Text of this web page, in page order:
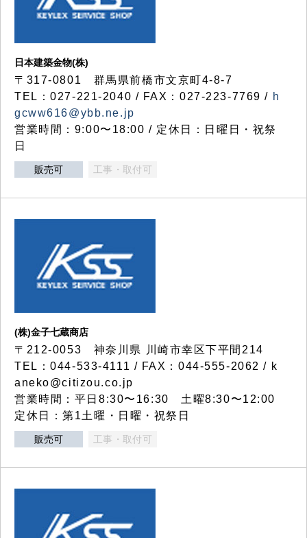
日本建築金物(株)
〒317‐0801 群馬県前橋市文京町4-8-7
TEL：027-221-2040 / FAX：027-223-7769 / h
gcww616@ybb.ne.jp
営業時間：9:00〜18:00 / 定休日：日曜日・祝祭
日
販売可 工事・取付可
(株)金子七蔵商店
〒212-0053 神奈川県 川崎市幸区下平間214
TEL：044-533-4111 / FAX：044-555-2062 / k
aneko@citizou.co.jp
営業時間：平日8:30〜16:30 土曜8:30〜12:00
定休日：第1土曜・日曜・祝祭日
販売可 工事・取付可